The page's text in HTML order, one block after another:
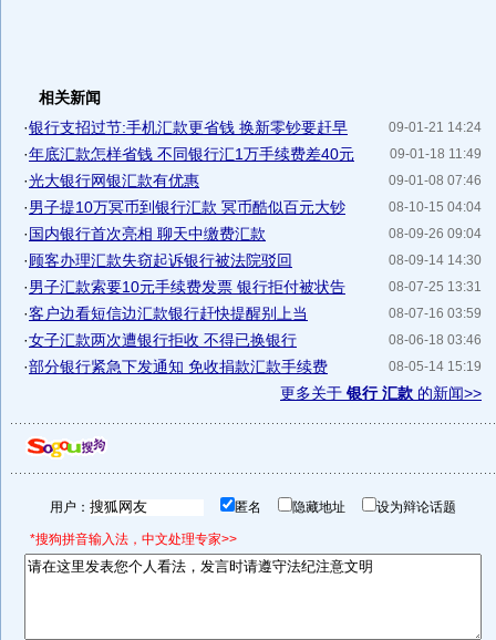
相关新闻
09-01-21 14:24
·银行支招过节:手机汇款更省钱 换新零钞要赶早
09-01-18 11:49
·年底汇款怎样省钱 不同银行汇1万手续费差40元
09-01-08 07:46
·光大银行网银汇款有优惠
08-10-15 04:04
·男子提10万冥币到银行汇款 冥币酷似百元大钞
08-09-26 09:04
·国内银行首次亮相 聊天中缴费汇款
08-09-14 14:30
· 顾客办理汇款失窃起诉银行被法院驳回
08-07-25 13:31
·男子汇款索要10元手续费发票 银行拒付被状告
08-07-16 03:59
·客户边看短信边汇款银行赶快提醒别上当
08-06-18 03:46
·女子汇款两次遭银行拒收 不得已换银行
08-05-14 15:19
·部分银行紧急下发通知 免收捐款汇款手续费
更多关于 银行 汇款 的新闻>>
用户： 匿名 隐藏地址 设为辩论话题
*搜狗拼音输入法，中文处理专家>>